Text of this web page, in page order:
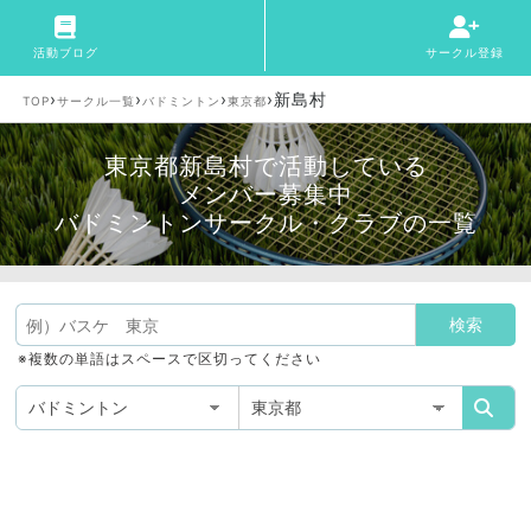
活動ブログ サークル登録
TOP›サークル一覧 › バドミントン ›東京都›新島村
東京都新島村で活動している
メンバー募集中
バドミントンサークル・クラブの一覧
※複数の単語はスペースで区切ってください